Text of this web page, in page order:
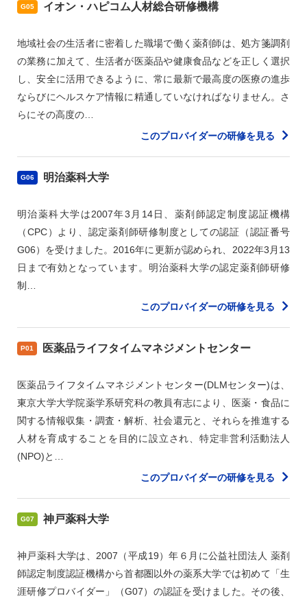
G05 イオン・ハピコム人材総合研修機構
地域社会の生活者に密着した職場で働く薬剤師は、処方箋調剤
の業務に加えて、生活者が医薬品や健康食品などを正しく選択
し、安全に活用できるように、常に最新で最高度の医療の進歩
ならびにヘルスケア情報に精通していなければなりません。さ
らにその高度の…
このプロバイダーの研修を見る
G06 明治薬科大学
明治薬科大学は2007年3月14日、薬剤師認定制度認証機構
（CPC）より、認定薬剤師研修制度としての認証（認証番号
G06）を受けました。2016年に更新が認められ、2022年3月13
日まで有効となっています。明治薬科大学の認定薬剤師研修
制…
このプロバイダーの研修を見る
P01 医薬品ライフタイムマネジメントセンター
医薬品ライフタイムマネジメントセンター(DLMセンター)は、
東京大学大学院薬学系研究科の教員有志により、医薬・食品に
関する情報収集・調査・解析、社会還元と、それらを推進する
人材を育成することを目的に設立され、特定非営利活動法人
(NPO)と…
このプロバイダーの研修を見る
G07 神戸薬科大学
神戸薬科大学は、2007（平成19）年６月に公益社団法人 薬剤
師認定制度認証機構から首都圏以外の薬系大学では初めて「生
涯研修プロバイダー」（G07）の認証を受けました。その後、